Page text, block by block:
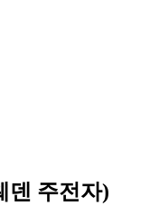
덴 주전자)